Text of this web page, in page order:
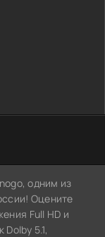
одним из
Оцените
Full HD и
5.1,